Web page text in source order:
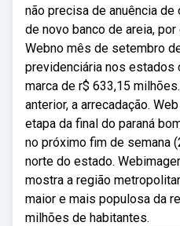
não precisa de anuência
de novo banco de areia,
Webno mês de setembro
previdenciária nos estados
marca de r$ 633,15
anterior, a arrecadação.
etapa da final do paraná
no próximo fim de semana
norte do estado.
mostra a região
maior e mais populosa da
milhões de habitantes.